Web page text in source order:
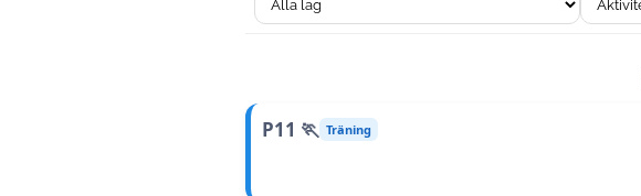
P11 🏃 Träning